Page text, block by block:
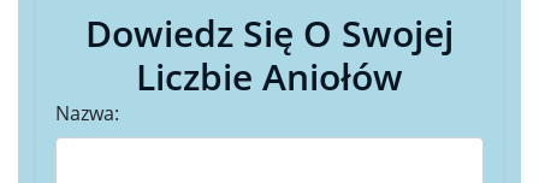
Dowiedz Się O Swojej
Liczbie Aniołów
Nazwa: